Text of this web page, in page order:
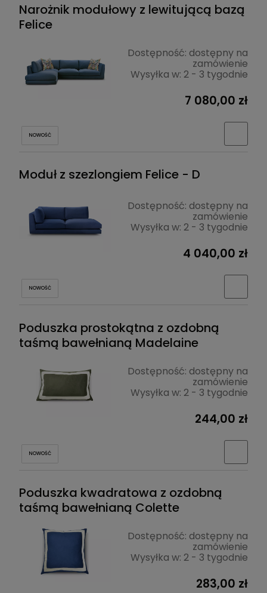
Narożnik modułowy z lewitującą bazą
Felice
Dostępność: dostępny na
zamówienie
Wysyłka w: 2 - 3 tygodnie
7 080,00 zł
NOWOŚĆ
Moduł z szezlongiem Felice - D
Dostępność: dostępny na
zamówienie
Wysyłka w: 2 - 3 tygodnie
4 040,00 zł
NOWOŚĆ
Poduszka prostokątna z ozdobną
taśmą bawełnianą Madelaine
Dostępność: dostępny na
zamówienie
Wysyłka w: 2 - 3 tygodnie
244,00 zł
NOWOŚĆ
Poduszka kwadratowa z ozdobną
taśmą bawełnianą Colette
Dostępność: dostępny na
zamówienie
Wysyłka w: 2 - 3 tygodnie
283,00 zł